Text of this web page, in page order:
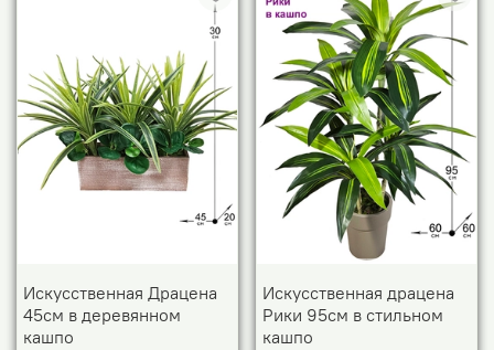
Искусственная Драцена
45см в деревянном
кашпо
Искусственная драцена
Рики 95см в стильном
кашпо